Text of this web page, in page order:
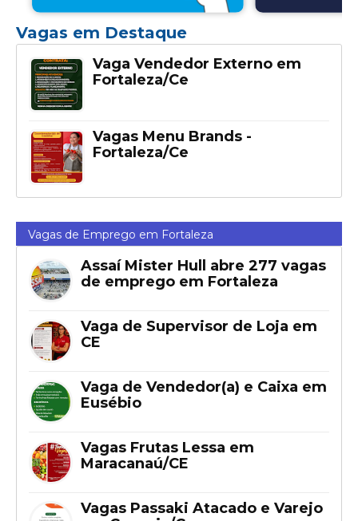
Vagas em Destaque
Vaga Vendedor Externo em
Fortaleza/Ce
Vagas Menu Brands -
Fortaleza/Ce
Vagas de Emprego em Fortaleza
Assaí Mister Hull abre 277 vagas
de emprego em Fortaleza
Vaga de Supervisor de Loja em
CE
Vaga de Vendedor(a) e Caixa em
Eusébio
Vagas Frutas Lessa em
Maracanaú/CE
Vagas Passaki Atacado e Varejo